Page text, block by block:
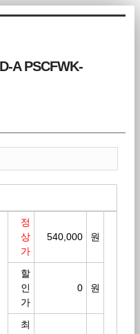
A PSCFWK-
정
상
가
540,00 0 원
할
인
가
0 원
최
치북5
치북5